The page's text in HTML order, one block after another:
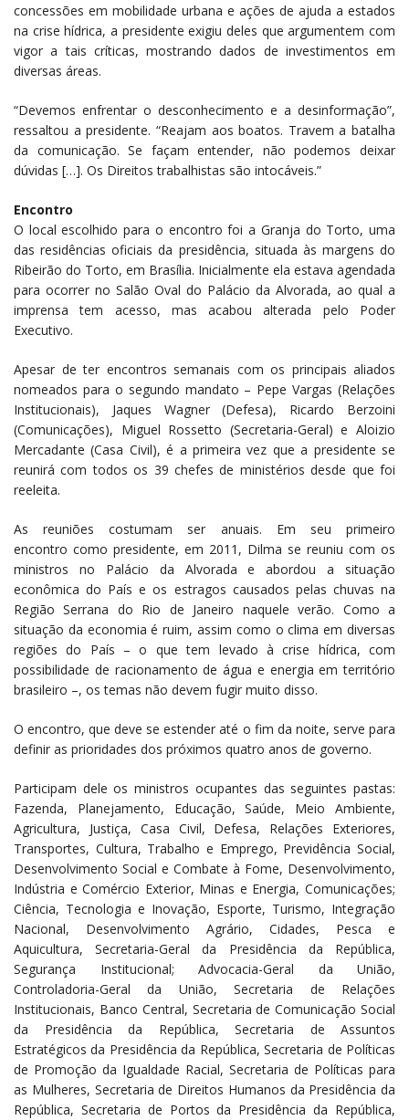
concessões em mobilidade urbana e ações de ajuda a estados
na crise hídrica, a presidente exigiu deles que argumentem com
vigor a tais críticas, mostrando dados de investimentos em
diversas áreas.
“Devemos enfrentar o desconhecimento e a desinformação”,
ressaltou a presidente. “Reajam aos boatos. Travem a batalha
da comunicação. Se façam entender, não podemos deixar
dúvidas […]. Os Direitos trabalhistas são intocáveis.”
Encontro
O local escolhido para o encontro foi a Granja do Torto, uma
das residências oficiais da presidência, situada às margens do
Ribeirão do Torto, em Brasília. Inicialmente ela estava agendada
para ocorrer no Salão Oval do Palácio da Alvorada, ao qual a
imprensa tem acesso, mas acabou alterada pelo Poder
Executivo.
Apesar de ter encontros semanais com os principais aliados
nomeados para o segundo mandato – Pepe Vargas (Relações
Institucionais), Jaques Wagner (Defesa), Ricardo Berzoini
(Comunicações), Miguel Rossetto (Secretaria-Geral) e Aloizio
Mercadante (Casa Civil), é a primeira vez que a presidente se
reunirá com todos os 39 chefes de ministérios desde que foi
reeleita.
As reuniões costumam ser anuais. Em seu primeiro
encontro como presidente, em 2011, Dilma se reuniu com os
ministros no Palácio da Alvorada e abordou a situação
econômica do País e os estragos causados pelas chuvas na
Região Serrana do Rio de Janeiro naquele verão. Como a
situação da economia é ruim, assim como o clima em diversas
regiões do País – o que tem levado à crise hídrica, com
possibilidade de racionamento de água e energia em território
brasileiro –, os temas não devem fugir muito disso.
O encontro, que deve se estender até o fim da noite, serve para
definir as prioridades dos próximos quatro anos de governo.
Participam dele os ministros ocupantes das seguintes pastas:
Fazenda, Planejamento, Educação, Saúde, Meio Ambiente,
Agricultura, Justiça, Casa Civil, Defesa, Relações Exteriores,
Transportes, Cultura, Trabalho e Emprego, Previdência Social,
Desenvolvimento Social e Combate à Fome, Desenvolvimento,
Indústria e Comércio Exterior, Minas e Energia, Comunicações;
Ciência, Tecnologia e Inovação, Esporte, Turismo, Integração
Nacional, Desenvolvimento Agrário, Cidades, Pesca e
Aquicultura, Secretaria-Geral da Presidência da República,
Segurança Institucional; Advocacia-Geral da União,
Controladoria-Geral da União, Secretaria de Relações
Institucionais, Banco Central, Secretaria de Comunicação Social
da Presidência da República, Secretaria de Assuntos
Estratégicos da Presidência da República, Secretaria de Políticas
de Promoção da Igualdade Racial, Secretaria de Políticas para
as Mulheres, Secretaria de Direitos Humanos da Presidência da
República, Secretaria de Portos da Presidência da República,